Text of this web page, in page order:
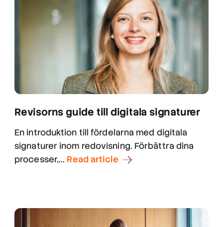
Revisorns guide till digitala signaturer
En introduktion till fördelarna med digitala
signaturer inom redovisning. Förbättra dina
processer,... Read article